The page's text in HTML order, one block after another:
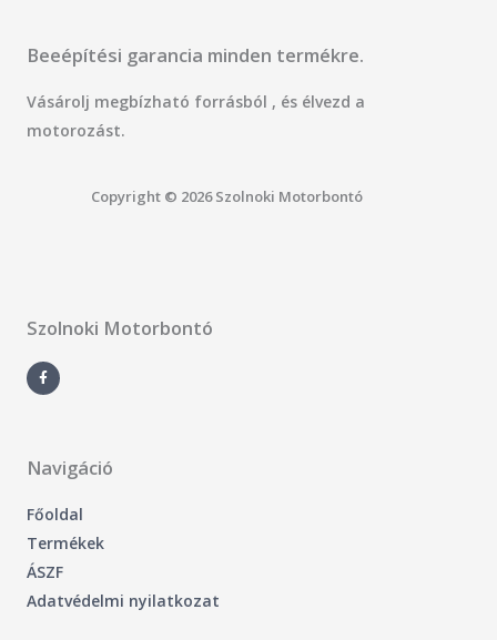
Beeépítési garancia minden termékre.
Vásárolj megbízható forrásból , és élvezd a
motorozást.
Copyright © 2026 Szolnoki Motorbontó
Szolnoki Motorbontó
a
c
e
-
f
Navigáció
Főoldal
Termékek
ÁSZF
Adatvédelmi nyilatkozat